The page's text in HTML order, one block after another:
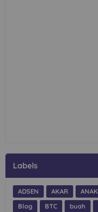
Labels
ADSEN AKAR ANAK
Blog
BTC buah